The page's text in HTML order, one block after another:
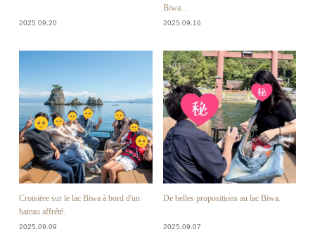
2025.09.20
Biwa...
2025.09.16
Croisière sur le lac Biwa à bord d'un
bateau affrété.
2025.09.09
De belles propositions au lac Biwa.
2025.09.07